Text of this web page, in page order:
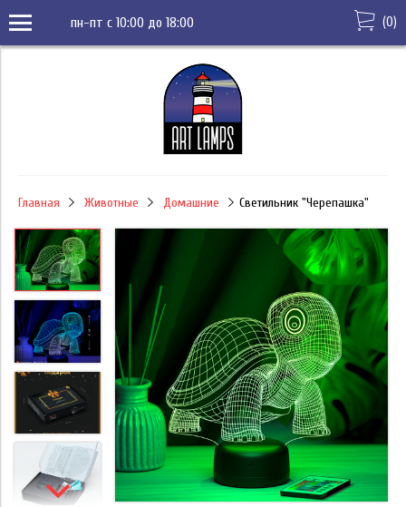
пн-пт с 10:00 до 18:00 (0)
Главная Животные Домашние Светильник "Черепашка"